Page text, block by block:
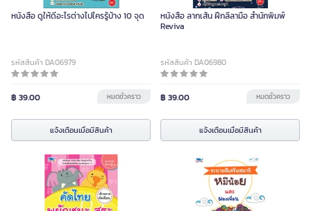
หนังสือ ดูให้ดีอะไรต่างไปใครรู้บ้าง 10 จุด
รหัสสินค้า DA06979
฿ 39.00 หมดชั่วคราว
แจ้งเตือนเมื่อมีสินค้า
หนังสือ ลากเส้น ฝึกลีลามือ สำนักพิมพ์
Reviva
รหัสสินค้า DA06980
฿ 39.00 หมดชั่วคราว
แจ้งเตือนเมื่อมีสินค้า